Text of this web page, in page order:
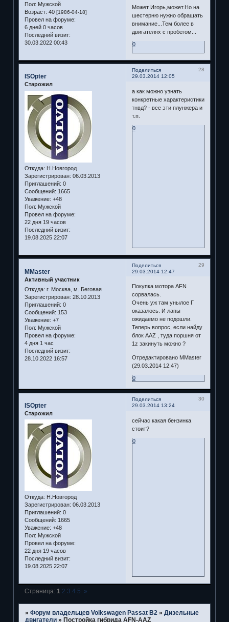
Пол: Мужской
Возраст: 40 [1986-04-18]
Провел на форуме:
6 дней 0 часов
Последний визит:
30.03.2022 00:43
Может Игорь,может.Но на
шестерню нужно обращать
внимание...Тем более в
двигателях с пробегом...
0
Поделиться
28
29.03.2014 12:05
ISOpter
Старожил
Откуда: Н.Новгород
Зарегистрирован: 06.03.2013
Приглашений: 0
Сообщений: 1665
Уважение: +48
Пол: Мужской
Провел на форуме:
22 дня 19 часов
Последний визит:
19.08.2025 22:07
а как можно узнать
конкретные характеристики
тнвд? - все эти плунжера и
т.п.
0
Поделиться
29
29.03.2014 12:47
MMaster
Активный участник
Откуда: г. Москва, м. Беговая
Зарегистрирован: 28.10.2013
Приглашений: 0
Сообщений: 153
Уважение: +7
Пол: Мужской
Провел на форуме:
4 дня 1 час
Последний визит:
28.10.2022 16:57
Покупка мотора AFN
сорвалась.
Очень уж там унылое Г
оказалось. И лапы
ожидаемо не подошли.
Теперь вопрос, если найду
блок AAZ , туда поршня от
1z закинуть можно ?
Отредактировано MMaster
(29.03.2014 12:47)
0
Поделиться
30
29.03.2014 13:24
ISOpter
Старожил
Откуда: Н.Новгород
Зарегистрирован: 06.03.2013
Приглашений: 0
Сообщений: 1665
Уважение: +48
Пол: Мужской
Провел на форуме:
22 дня 19 часов
Последний визит:
19.08.2025 22:07
сейчас какая бензинка
стоит?
0
Страница: 1 2 3 4 5 »
» Форум владельцев Volkswagen Passat B2 » Дизельные
двигатели » Постройка гибрида AFN-AAZ